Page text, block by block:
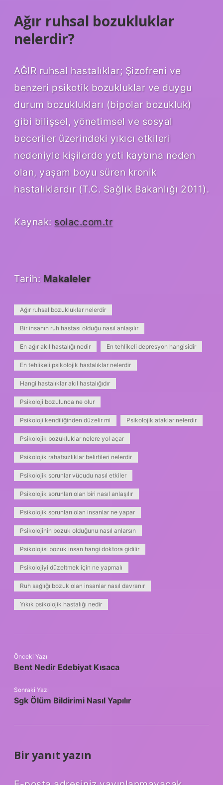
Ağır ruhsal bozukluklar
nelerdir?
AĞIR ruhsal hastalıklar; Şizofreni ve
benzeri psikotik bozukluklar ve duygu
durum bozuklukları (bipolar bozukluk)
gibi bilişsel, yönetimsel ve sosyal
beceriler üzerindeki yıkıcı etkileri
nedeniyle kişilerde yeti kaybına neden
olan, yaşam boyu süren kronik
hastalıklardır (T.C. Sağlık Bakanlığı 2011).
Kaynak: solac.com.tr
Tarih: Makaleler
Ağır ruhsal bozukluklar nelerdir
Bir insanın ruh hastası olduğu nasıl anlaşılır
En ağır akıl hastalığı nedir En tehlikeli depresyon hangisidir
En tehlikeli psikolojik hastalıklar nelerdir
Hangi hastalıklar akıl hastalığıdır
Psikoloji bozulunca ne olur
Psikoloji kendiliğinden düzelir mi Psikolojik ataklar nelerdir
Psikolojik bozukluklar nelere yol açar
Psikolojik rahatsızlıklar belirtileri nelerdir
Psikolojik sorunlar vücudu nasıl etkiler
Psikolojik sorunları olan biri nasıl anlaşılır
Psikolojik sorunları olan insanlar ne yapar
Psikolojinin bozuk olduğunu nasıl anlarsın
Psikolojisi bozuk insan hangi doktora gidilir
Psikolojiyi düzeltmek için ne yapmalı
Ruh sağlığı bozuk olan insanlar nasıl davranır
Yıkık psikolojik hastalığı nedir
Önceki Yazı
Bent Nedir Edebiyat Kısaca
Sonraki Yazı
Sgk Ölüm Bildirimi Nasıl Yapılır
Bir yanıt yazın